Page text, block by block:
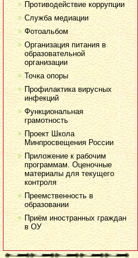
Противодействие коррупции
Служба медиации
Фотоальбом
Организация питания в
образовательной
организации
Точка опоры
Профилактика вирусных
инфекций
Функциональная
грамотность
Проект Школа
Минпросвещения России
Приложение к рабочим
программам. Оценочные
материалы для текущего
контроля
Преемственность в
образовании
Приём иностранных граждан
в ОУ